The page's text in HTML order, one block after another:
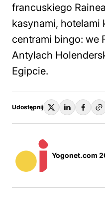
francuskiego
kasynami, hotelami
centrami bingo: we
Antylach
Egipcie.
Udostępnij
Yogonet.com